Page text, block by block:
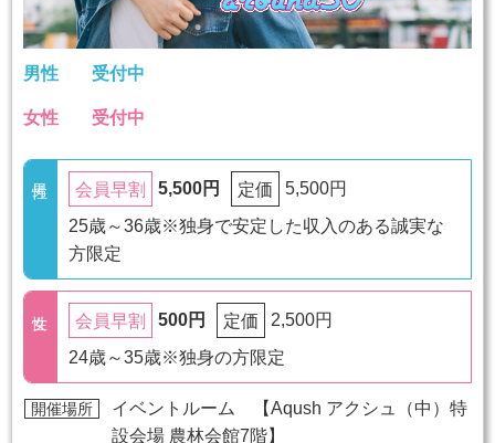
男性 受付中
女性 受付中
会員早割 5,500円 定価
5,500円
25歳～36歳※独身で安定した収入のある誠実な
方限定
会員早割 500円 定価
2,500円
24歳～35歳※独身の方限定
開催場所 イベントルーム 【Aqush アクシュ（中）特
設会場 農林会館7階】